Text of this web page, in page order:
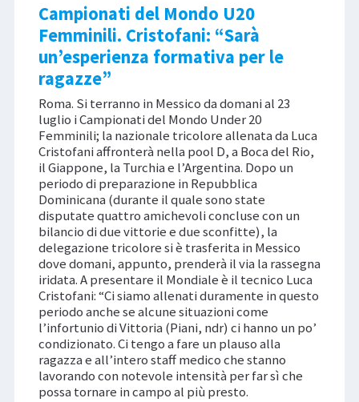
Campionati del Mondo U20
Femminili. Cristofani: “Sarà
un’esperienza formativa per le
ragazze”
Roma. Si terranno in Messico da domani al 23
luglio i Campionati del Mondo Under 20
Femminili; la nazionale tricolore allenata da Luca
Cristofani affronterà nella pool D, a Boca del Rio,
il Giappone, la Turchia e l’Argentina. Dopo un
periodo di preparazione in Repubblica
Dominicana (durante il quale sono state
disputate quattro amichevoli concluse con un
bilancio di due vittorie e due sconfitte), la
delegazione tricolore si è trasferita in Messico
dove domani, appunto, prenderà il via la rassegna
iridata. A presentare il Mondiale è il tecnico Luca
Cristofani: “Ci siamo allenati duramente in questo
periodo anche se alcune situazioni come
l’infortunio di Vittoria (Piani, ndr) ci hanno un po’
condizionato. Ci tengo a fare un plauso alla
ragazza e all’intero staff medico che stanno
lavorando con notevole intensità per far sì che
possa tornare in campo al più presto.